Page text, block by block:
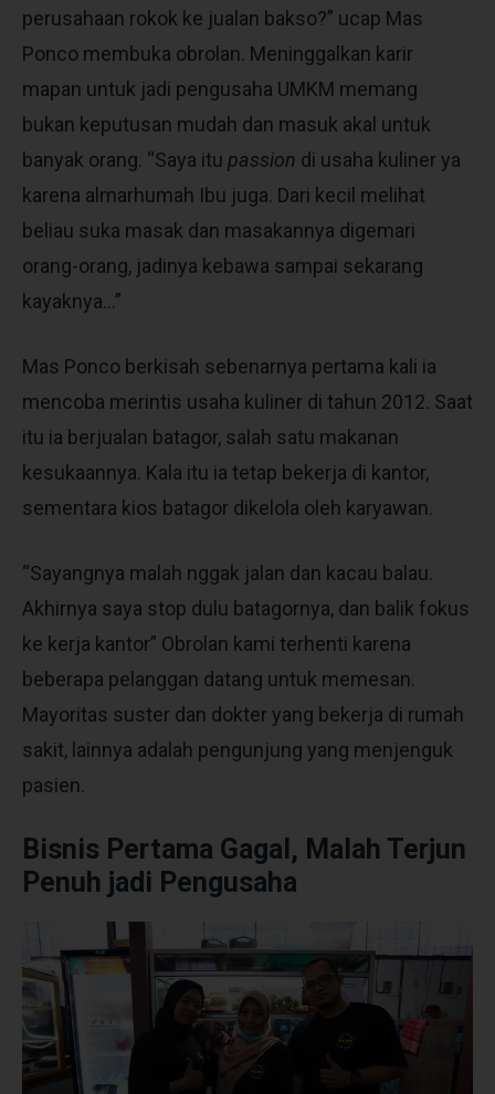
perusahaan rokok ke jualan bakso?” ucap Mas
Ponco membuka obrolan. Meninggalkan karir
mapan untuk jadi pengusaha UMKM memang
bukan keputusan mudah dan masuk akal untuk
banyak orang. “Saya itu passion di usaha kuliner ya
karena almarhumah Ibu juga. Dari kecil melihat
beliau suka masak dan masakannya digemari
orang-orang, jadinya kebawa sampai sekarang
kayaknya…”
Mas Ponco berkisah sebenarnya pertama kali ia
mencoba merintis usaha kuliner di tahun 2012. Saat
itu ia berjualan batagor, salah satu makanan
kesukaannya. Kala itu ia tetap bekerja di kantor,
sementara kios batagor dikelola oleh karyawan.
“Sayangnya malah nggak jalan dan kacau balau.
Akhirnya saya stop dulu batagornya, dan balik fokus
ke kerja kantor” Obrolan kami terhenti karena
beberapa pelanggan datang untuk memesan.
Mayoritas suster dan dokter yang bekerja di rumah
sakit, lainnya adalah pengunjung yang menjenguk
pasien.
Bisnis Pertama Gagal, Malah Terjun
Penuh jadi Pengusaha